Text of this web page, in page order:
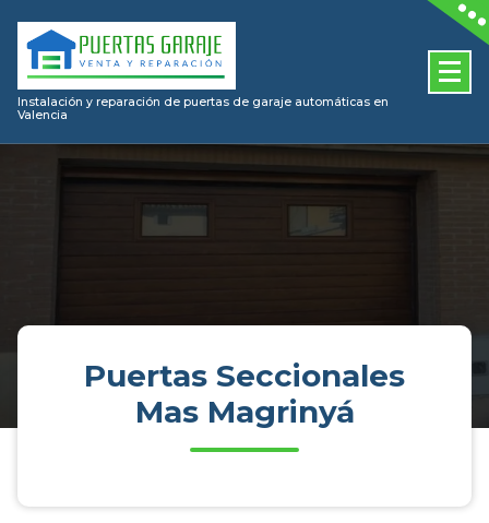
content
Instalación y reparación de puertas de garaje automáticas en
Valencia
Puertas Seccionales
Mas Magrinyá